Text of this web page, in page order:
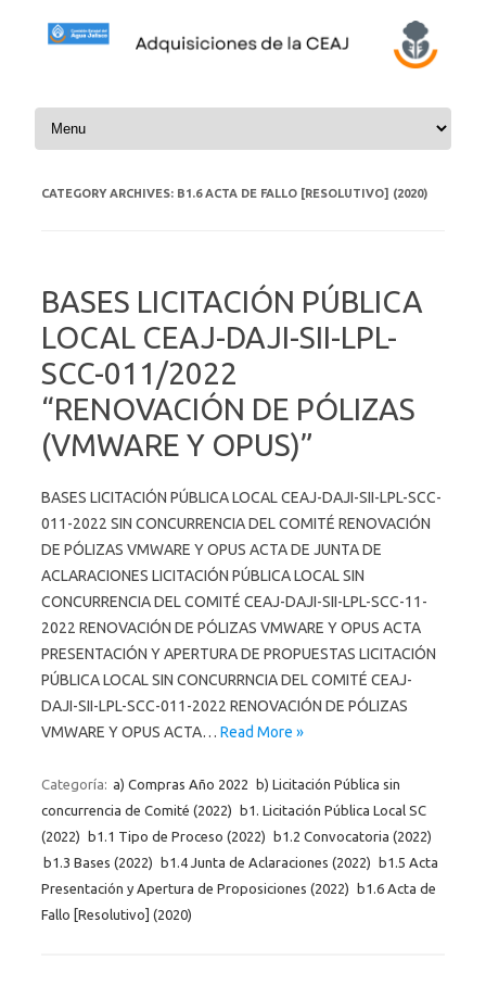
Skip to content
CATEGORY ARCHIVES: B1.6 ACTA DE FALLO [RESOLUTIVO] (2020)
BASES LICITACIÓN PÚBLICA
LOCAL CEAJ-DAJI-SII-LPL-
SCC-011/2022
“RENOVACIÓN DE PÓLIZAS
(VMWARE Y OPUS)”
BASES LICITACIÓN PÚBLICA LOCAL CEAJ-DAJI-SII-LPL-SCC-
011-2022 SIN CONCURRENCIA DEL COMITÉ RENOVACIÓN
DE PÓLIZAS VMWARE Y OPUS ACTA DE JUNTA DE
ACLARACIONES LICITACIÓN PÚBLICA LOCAL SIN
CONCURRENCIA DEL COMITÉ CEAJ-DAJI-SII-LPL-SCC-11-
2022 RENOVACIÓN DE PÓLIZAS VMWARE Y OPUS ACTA
PRESENTACIÓN Y APERTURA DE PROPUESTAS LICITACIÓN
PÚBLICA LOCAL SIN CONCURRNCIA DEL COMITÉ CEAJ-
DAJI-SII-LPL-SCC-011-2022 RENOVACIÓN DE PÓLIZAS
VMWARE Y OPUS ACTA… Read More »
Categoría: a) Compras Año 2022 b) Licitación Pública sin
concurrencia de Comité (2022) b1. Licitación Pública Local SC
(2022) b1.1 Tipo de Proceso (2022) b1.2 Convocatoria (2022)
b1.3 Bases (2022) b1.4 Junta de Aclaraciones (2022) b1.5 Acta
Presentación y Apertura de Proposiciones (2022) b1.6 Acta de
Fallo [Resolutivo] (2020)